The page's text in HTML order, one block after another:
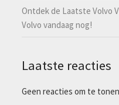
Ontdek de Laatste Volvo
Volvo vandaag nog!
Laatste reacties
Geen reacties om te